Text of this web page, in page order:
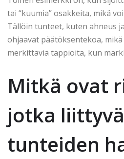
tai “kuumia” osakkeita, mikä
Tällöin tunteet, kuten ahneus
ohjaavat päätöksentekoa,
merkittäviä tappioita, kun
Mitkä ovat
jotka
tunteiden